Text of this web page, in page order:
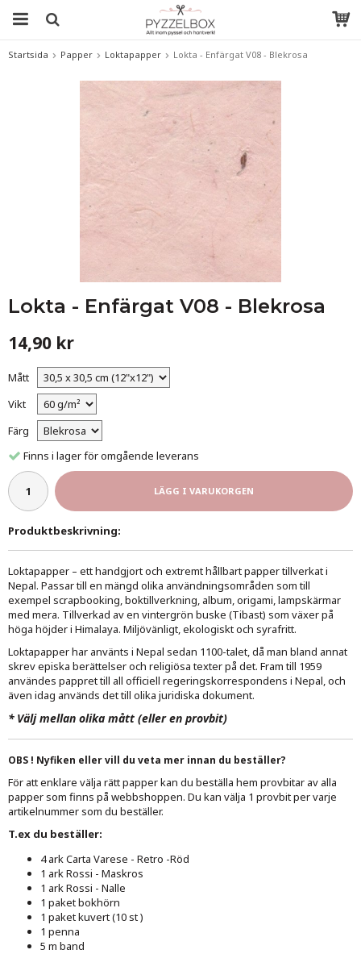
Startsida Papper Loktapapper Lokta - Enfärgat V08 - Blekrosa
Lokta - Enfärgat V08 - Blekrosa
14,90 kr
Mått
Vikt
Färg
Finns i lager för omgående leverans
LÄGG I VARUKORGEN
Produktbeskrivning:
Loktapapper – ett handgjort och extremt hållbart papper tillverkat i
Nepal. Passar till en mängd olika användningsområden som till
exempel scrapbooking, boktillverkning, album, origami, lampskärmar
med mera. Tillverkad av en vintergrön buske (Tibast) som växer på
höga höjder i Himalaya. Miljövänligt, ekologiskt och syrafritt.
Loktapapper har använts i Nepal sedan 1100-talet, då man bland annat
skrev episka berättelser och religiösa texter på det. Fram till 1959
användes pappret till all officiell regeringskorrespondens i Nepal, och
även idag används det till olika juridiska dokument.
* Välj mellan olika mått (eller en provbit)
OBS ! Nyfiken eller vill du veta mer innan du beställer?
För att enklare välja rätt papper kan du beställa hem provbitar av alla
papper som finns på webbshoppen. Du kan välja 1 provbit per varje
artikelnummer som du beställer.
T.ex du beställer:
4 ark Carta Varese - Retro -Röd
1 ark Rossi - Maskros
1 ark Rossi - Nalle
1 paket bokhörn
1 paket kuvert (10 st )
1 penna
5 m band